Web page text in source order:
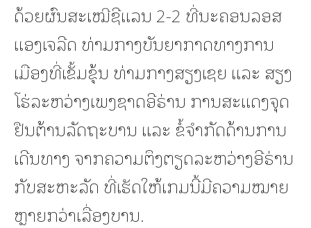
ດ້ວຍຜົນສະເໝີຊີແລນ 2-2 ທີ່ນະຄອນລອສ
ແອງເຈລີດ ທ່າມກາງບັນຍາກາດທາງການ
ເມືອງທີ່ເຂັ້ມຂຸ້ນ ທ່າມກາງສຽງເຊຍ ແລະ ສຽງ
ໂຮ່ລະຫວ່າງເພງຊາດອີຣ່ານ ການສະແດງຈຸດ
ຢືນຕ້ານລັດຖະບານ ແລະ ຂໍ້ຈຳກັດດ້ານການ
ເດີນທາງ ຈາກຄວາມຕຶງຕຽດລະຫວ່າງອີຣ່ານ
ກັບສະຫະລັດ ທີ່ເຮັດໃຫ້ເກມນີ້ມີຄວາມໝາຍ
ຫຼາຍກວ່າເລື່ອງບານ.